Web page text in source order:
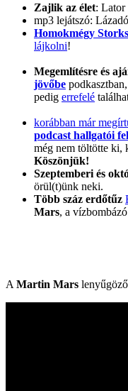
Zajlik az élet: Lator
mp3 lejátszó: Lázadó
Homokmégy Storks
lájkolni!
Megemlítésre és
jövőbe
pedig errefelé
korábban már
podcast hallgatói
még nem töltötte ki,
Köszönjük!
Szeptemberi és
örül(t)ünk neki.
Több száz erdőtűz
Mars, a
A Martin Mars